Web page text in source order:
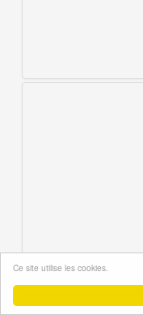
Ce site utilise les cookies.